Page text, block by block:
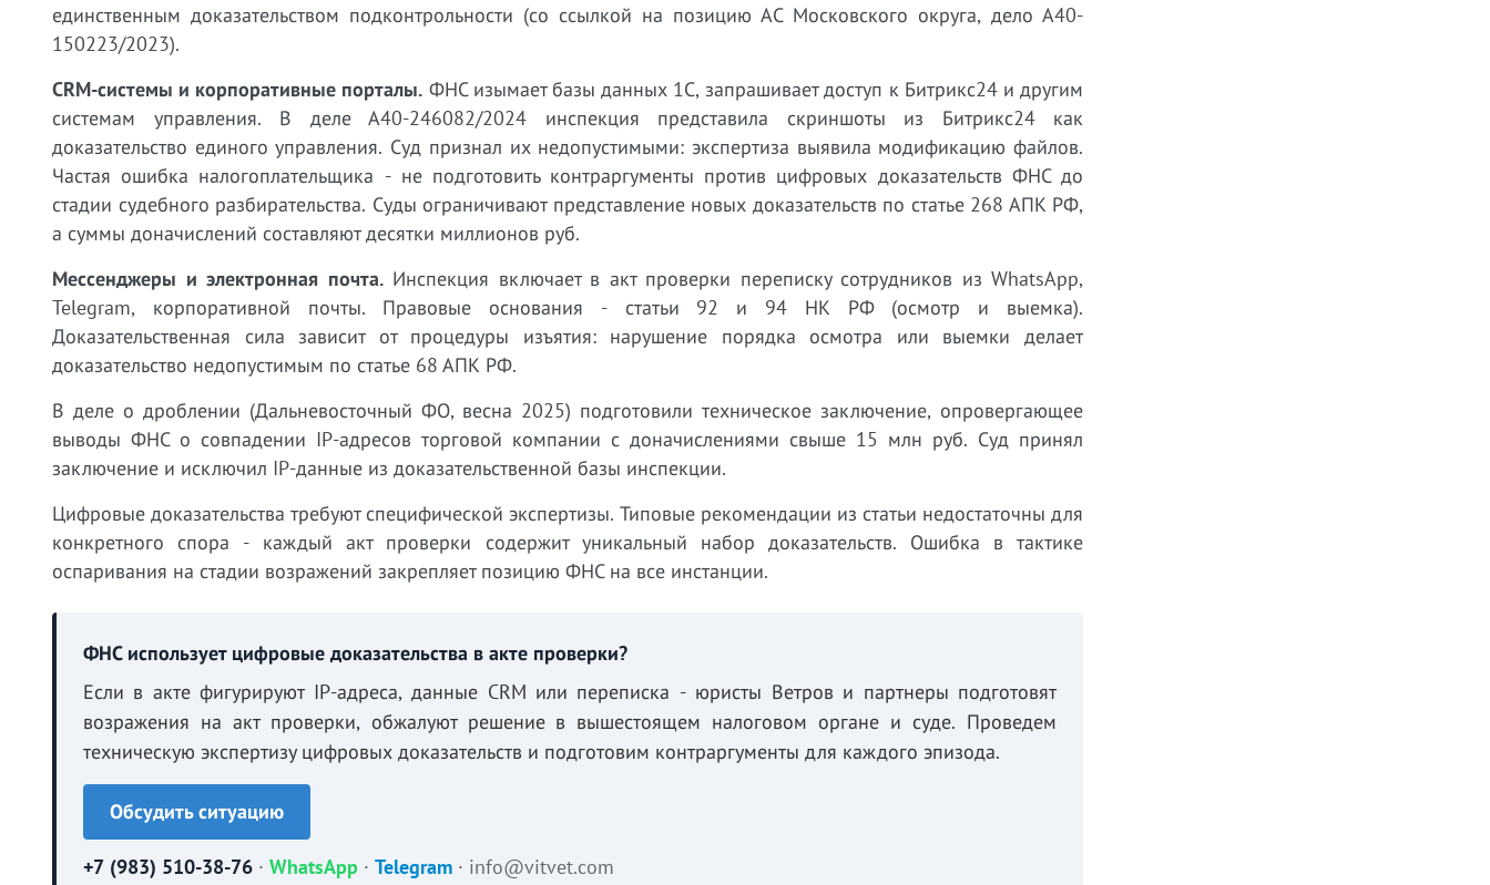
единственным доказательством подконтрольности (со ссылкой на позицию АС Московского округа, дело А40-
150223/2023).
CRM-системы и корпоративные порталы. ФНС изымает базы данных 1С, запрашивает доступ к Битрикс24 и другим
системам управления. В деле А40-246082/2024 инспекция представила скриншоты из Битрикс24 как
доказательство единого управления. Суд признал их недопустимыми: экспертиза выявила модификацию файлов.
Частая ошибка налогоплательщика - не подготовить контраргументы против цифровых доказательств ФНС до
стадии судебного разбирательства. Суды ограничивают представление новых доказательств по статье 268 АПК РФ,
а суммы доначислений составляют десятки миллионов руб.
Мессенджеры и электронная почта.Инспекция включает в акт проверки переписку сотрудников из WhatsApp,
Telegram, корпоративной почты. Правовые основания - статьи 92 и 94 НК РФ (осмотр и выемка).
Доказательственная сила зависит от процедуры изъятия: нарушение порядка осмотра или выемки делает
доказательство недопустимым по статье 68 АПК РФ.
В деле о дроблении (Дальневосточный ФО, весна 2025) подготовили техническое заключение, опровергающее
выводы ФНС о совпадении IP-адресов торговой компании с доначислениями свыше 15 млн руб. Суд принял
заключение и исключил IP-данные из доказательственной базы инспекции.
Цифровые доказательства требуют специфической экспертизы. Типовые рекомендации из статьи недостаточны для
конкретного спора - каждый акт проверки содержит уникальный набор доказательств. Ошибка в тактике
оспаривания на стадии возражений закрепляет позицию ФНС на все инстанции.
ФНС использует цифровые доказательства в акте проверки?
Если в акте фигурируют IP-адреса, данные CRM или переписка - юристы Ветров и партнеры подготовят
возражения на акт проверки, обжалуют решение в вышестоящем налоговом органе и суде. Проведем
техническую экспертизу цифровых доказательств и подготовим контраргументы для каждого эпизода.
Обсудить ситуацию
+7 (983) 510-38-76 · WhatsApp · Telegram · info@vitvet.com